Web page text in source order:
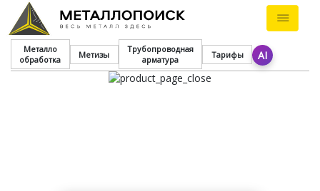
Металло
обработка
Метизы
Трубопроводная
арматура
Тарифы AI